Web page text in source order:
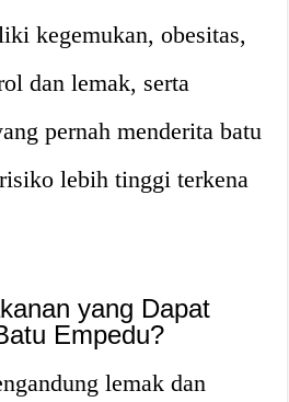
kegemukan, obesitas,
dan lemak, serta
pernah menderita batu
lebih tinggi terkena
yang Dapat
Empedu?
lemak dan